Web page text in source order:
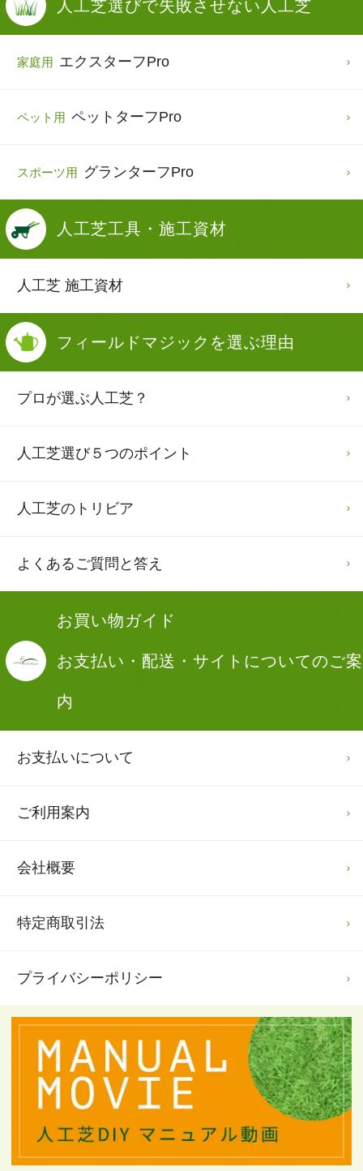
人工芝選びで失敗させない人工芝
家庭用 エクスターフPro
ペット用 ペットターフPro
スポーツ用 グランターフPro
人工芝工具・施工資材
人工芝 施工資材
フィールドマジックを選ぶ理由
プロが選ぶ人工芝？
人工芝選び５つのポイント
人工芝のトリビア
よくあるご質問と答え
お買い物ガイド
お支払い・配送・サイトについてのご案
内
お支払いについて
ご利用案内
会社概要
特定商取引法
プライバシーポリシー